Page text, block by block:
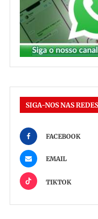
SIGA-NOS NAS
FACEBOOK
EMAIL
TIKTOK